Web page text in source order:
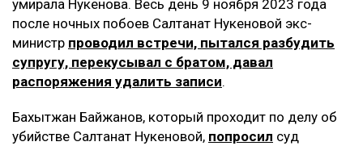
умирала Нукенова. Весь день 9 ноября 2023 года
после ночных побоев Салтанат Нукеновой экс-
министр проводил встречи, пытался разбудить
супругу, перекусывал с братом, давал
распоряжения удалить записи.
Бахытжан Байжанов, который проходит по делу об
убийстве Салтанат Нукеновой, попросил суд